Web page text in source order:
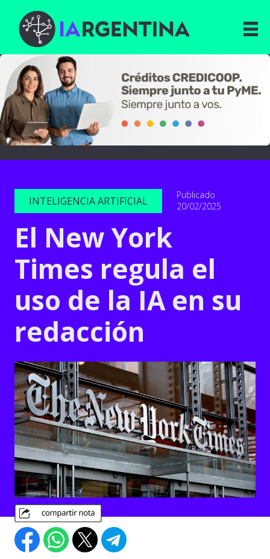
INTELIGENCIA ARTIFICIAL
Publicado
20/02/2025
El New York
Times regula el
uso de la IA en su
redacción